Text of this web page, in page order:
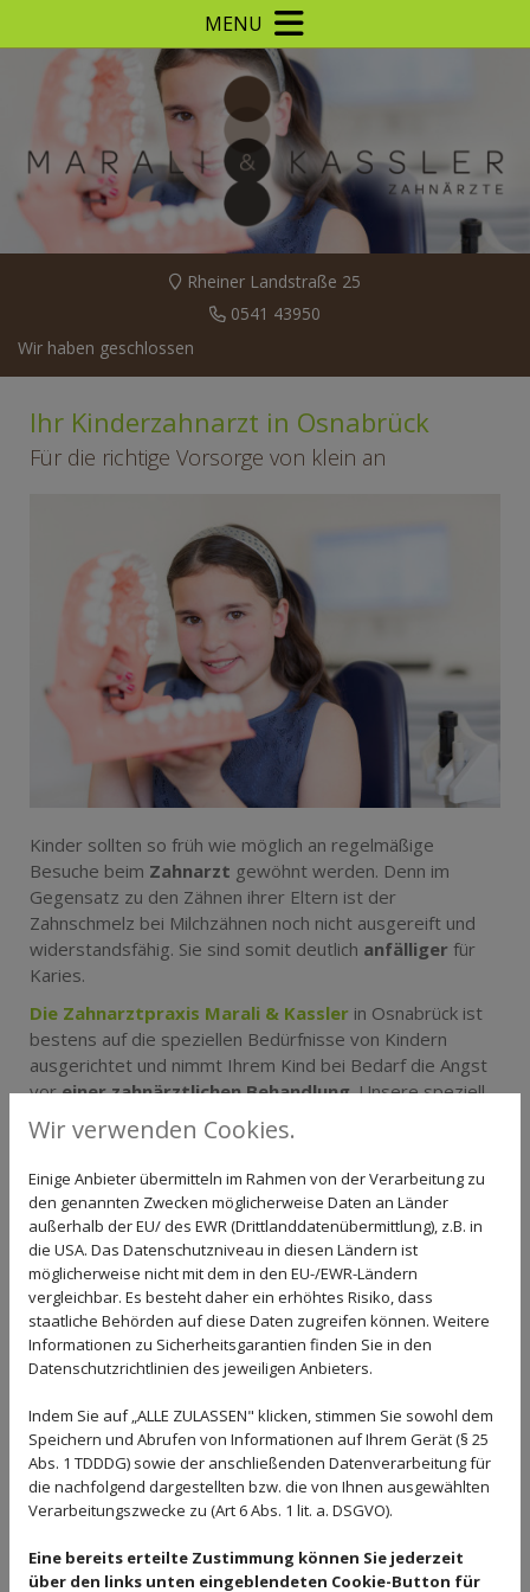
MENU
Rheiner Landstraße 25
0541 43950
Wir haben geschlossen
Ihr Kinderzahnarzt in Osnabrück
Für die richtige Vorsorge von klein an
Kinder sollten so früh wie möglich an regelmäßige
Besuche beim Zahnarzt gewöhnt werden. Denn im
Gegensatz zu den Zähnen ihrer Eltern ist der
Zahnschmelz bei Milchzähnen noch nicht ausgereift und
widerstandsfähig. Sie sind somit deutlich anfälliger für
Karies.
Die Zahnarztpraxis Marali & Kassler in Osnabrück ist
bestens auf die speziellen Bedürfnisse von Kindern
ausgerichtet und nimmt Ihrem Kind bei Bedarf die Angst
voreiner zahnärztlichen Behandlung. Unsere speziell
ausgebildeten Prophylaxe-Assistentinnen klären
kindgerecht über die richtige Mundpflege auf, geben
Tippszur Zahngesunden Ernährung und üben gemeinsam
mit Ihren Kindern das selbständige und richtige
Zähneputzen.
In der Welt der Zähne gibt es viel zu entdecken, so wird
der Zahnarztbesuch bei uns manchmal sogar zum kleinen
Abenteuer.
Regelmäßige Kontrolle für starke Kinderzähne
Wir verwenden Cookies.
Einige Anbieter übermitteln im Rahmen von der Verarbeitung zu
den genannten Zwecken möglicherweise Daten an Länder
außerhalb der EU/ des EWR (Drittlanddatenübermittlung), z.B. in
die USA. Das Datenschutzniveau in diesen Ländern ist
möglicherweise nicht mit dem in den EU-/EWR-Ländern
vergleichbar. Es besteht daher ein erhöhtes Risiko, dass
staatliche Behörden auf diese Daten zugreifen können. Weitere
Informationen zu Sicherheitsgarantien finden Sie in den
Datenschutzrichtlinien des jeweiligen Anbieters.
Indem Sie auf „ALLE ZULASSEN" klicken, stimmen Sie sowohl dem
Speichern und Abrufen von Informationen auf Ihrem Gerät (§ 25
Abs. 1 TDDDG) sowie der anschließenden Datenverarbeitung für
die nachfolgend dargestellten bzw. die von Ihnen ausgewählten
Verarbeitungszwecke zu (Art 6 Abs. 1 lit. a. DSGVO).
Eine bereits erteilte Zustimmung können Sie jederzeit
über den links unten eingeblendeten Cookie-Button für